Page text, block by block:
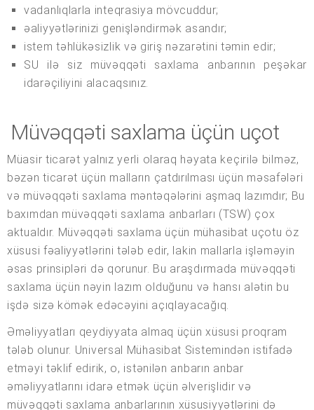
vadanlıqlarla inteqrasiya mövcuddur;
əaliyyətlərinizi genişləndirmək asandır;
istem təhlükəsizlik və giriş nəzarətini təmin edir;
SU ilə siz müvəqqəti saxlama anbarının peşəkar
idarəçiliyini alacaqsınız.
Müvəqqəti saxlama üçün uçot
Müasir ticarət yalnız yerli olaraq həyata keçirilə bilməz,
bəzən ticarət üçün malların çatdırılması üçün məsafələri
və müvəqqəti saxlama məntəqələrini aşmaq lazımdır; Bu
baxımdan müvəqqəti saxlama anbarları (TSW) çox
aktualdır. Müvəqqəti saxlama üçün mühasibat uçotu öz
xüsusi fəaliyyətlərini tələb edir, lakin mallarla işləməyin
əsas prinsipləri də qorunur. Bu araşdırmada müvəqqəti
saxlama üçün nəyin lazım olduğunu və hansı alətin bu
işdə sizə kömək edəcəyini açıqlayacağıq.
Əməliyyatları qeydiyyata almaq üçün xüsusi proqram
tələb olunur. Universal Mühasibat Sistemindən istifadə
etməyi təklif edirik, o, istənilən anbarın anbar
əməliyyatlarını idarə etmək üçün əlverişlidir və
müvəqqəti saxlama anbarlarının xüsusiyyətlərini də